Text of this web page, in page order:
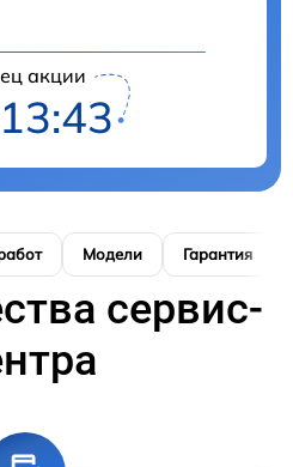
акции
Модели Гарантия
сервис-